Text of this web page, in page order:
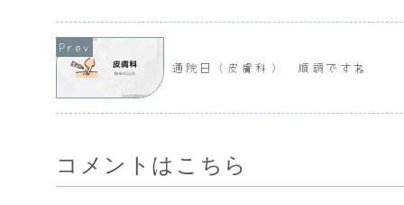
通院日（皮膚科） 順調ですね
コメントはこちら